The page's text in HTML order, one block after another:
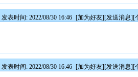
发表时间: 2022/08/30 16:46 [加为好友][发送消息][
发表时间: 2022/08/30 16:46 [加为好友][发送消息][